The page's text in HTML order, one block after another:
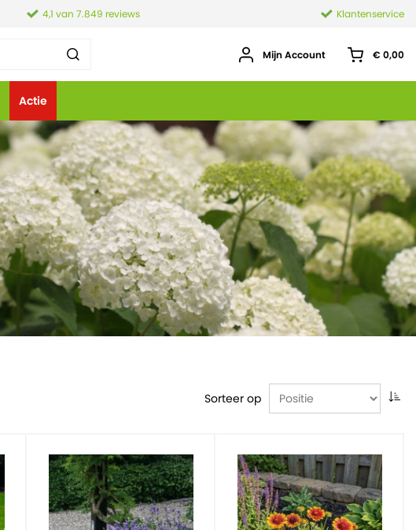
4,1 van 7.849 reviews Klantenservice
Mijn Account € 0,00
Actie
Sorteer op